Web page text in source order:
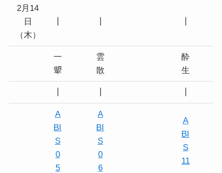
2月14
日
（木）
一
顰
雲
散
酔
生
A
BI
S
0
5
A
BI
S
0
6
A
BI
S
11